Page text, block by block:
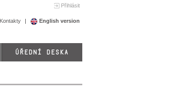
Přihlásit
Kontakty English version
ÚŘEDNÍ DESKA